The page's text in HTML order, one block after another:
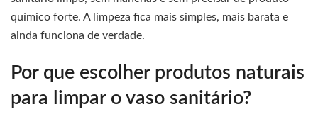
químico forte. A limpeza fica mais simples, mais barata e
ainda funciona de verdade.
Por que escolher produtos naturais
para limpar o vaso sanitário?